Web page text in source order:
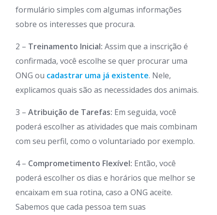
formulário simples com algumas informações
sobre os interesses que procura.
2 – Treinamento Inicial: Assim que a inscrição é
confirmada, você escolhe se quer procurar uma
ONG ou cadastrar uma já existente. Nele,
explicamos quais são as necessidades dos animais.
3 – Atribuição de Tarefas: Em seguida, você
poderá escolher as atividades que mais combinam
com seu perfil, como o voluntariado por exemplo.
4 – Comprometimento Flexível: Então, você
poderá escolher os dias e horários que melhor se
encaixam em sua rotina, caso a ONG aceite.
Sabemos que cada pessoa tem suas